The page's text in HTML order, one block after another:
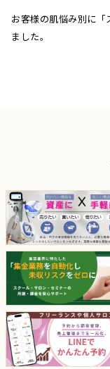
お客様の肌悩み別に
ました。